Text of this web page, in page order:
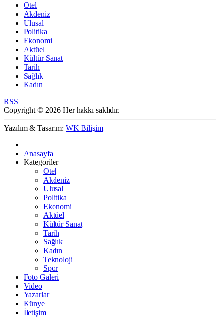
Otel
Akdeniz
Ulusal
Politika
Ekonomi
Aktüel
Kültür Sanat
Tarih
Sağlık
Kadın
RSS
Copyright © 2026 Her hakkı saklıdır.
Yazılım & Tasarım: WK Bilişim
Anasayfa
Kategoriler
Otel
Akdeniz
Ulusal
Politika
Ekonomi
Aktüel
Kültür Sanat
Tarih
Sağlık
Kadın
Teknoloji
Spor
Foto Galeri
Video
Yazarlar
Künye
İletişim